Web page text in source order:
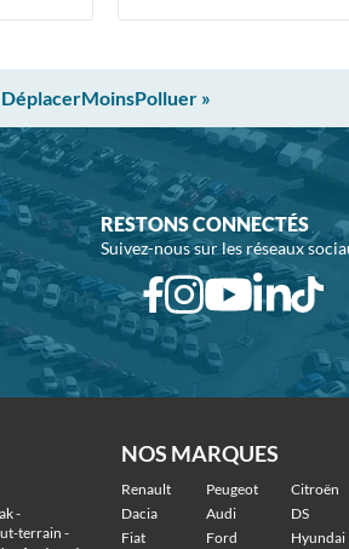
»
RESTONS CONNECTÉS
Suivez-nous sur les réseaux
-
terrain -
NOS MARQUES
Renault Peugeot
Citroën
Dacia
Audi
DS
Fiat
Ford Hyundai